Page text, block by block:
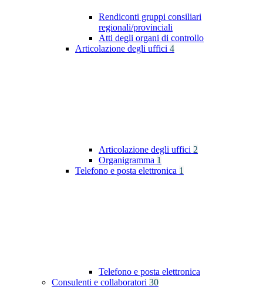
Rendiconti gruppi consiliari
regionali/provinciali
Atti degli organi di controllo
Articolazione degli uffici 4
Articolazione degli uffici 2
Organigramma 1
Telefono e posta elettronica 1
Telefono e posta elettronica
Consulenti e collaboratori 30